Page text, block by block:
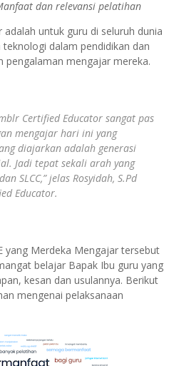
dan relevansi pelatihan
untuk guru di seluruh dunia
dalam pendidikan dan
pengalaman mengajar mereka.
Certified Educator sangat pas
mengajar hari ini yang
diajarkan adalah generasi
Jadi tepat sekali arah yang
SLCC,” jelas Rosyidah, S.Pd
Educator.
yang Merdeka Mengajar tersebut
belajar Bapak Ibu guru yang
kesan dan usulannya. Berikut
mengenai pelaksanaan